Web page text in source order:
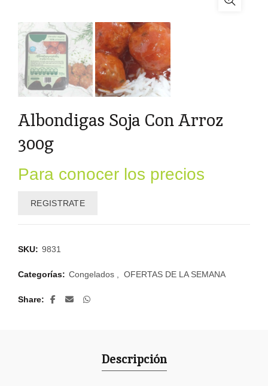
Albondigas Soja Con Arroz
300g
Para conocer los precios
REGISTRATE
SKU: 9831
Categorías: Congelados , OFERTAS DE LA SEMANA
Share
Descripción